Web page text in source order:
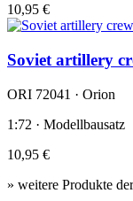
10,95 €
Soviet artillery
ORI 72041 · Orion
1:72 · Modellbausatz
10,95 €
» weitere Produkte